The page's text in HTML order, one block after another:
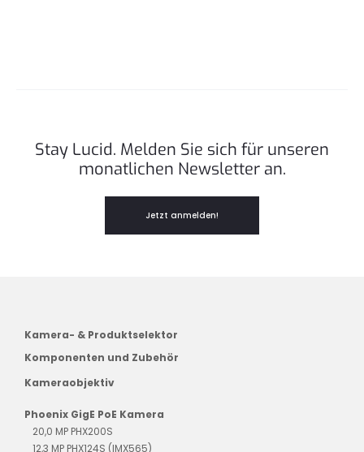
Stay Lucid. Melden Sie sich für unseren
monatlichen Newsletter an.
Jetzt anmelden!
Kamera- & Produktselektor
Komponenten und Zubehör
Kameraobjektiv
Phoenix GigE PoE Kamera
20,0 MP PHX200S
12,3 MP PHX124S (IMX565)